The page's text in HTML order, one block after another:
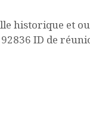
historique
ID de